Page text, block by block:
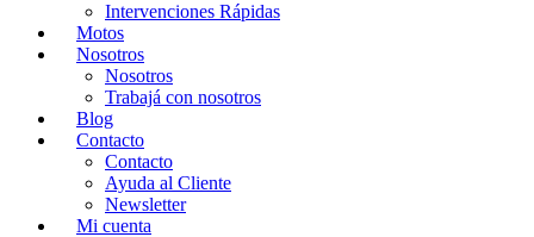
Intervenciones Rápidas
Motos
Nosotros
Nosotros
Trabajá con nosotros
Blog
Contacto
Contacto
Ayuda al Cliente
Newsletter
Mi cuenta